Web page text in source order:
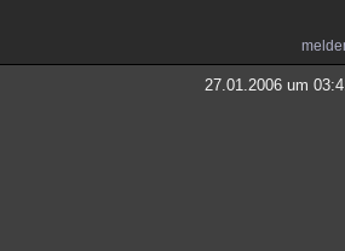
27.01.2006 um